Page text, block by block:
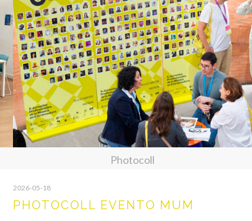
Photocoll
2026-05-18
PHOTOCOLL EVENTO MUM